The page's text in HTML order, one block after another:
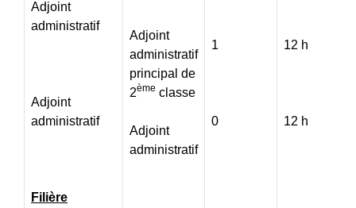
Adjoint
administratif
Adjoint
administratif
Filière
Adjoint
administratif
principal de
2ème classe
Adjoint
administratif
1
0
12 h
12 h